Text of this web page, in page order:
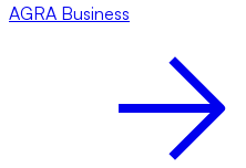
AGRA Business